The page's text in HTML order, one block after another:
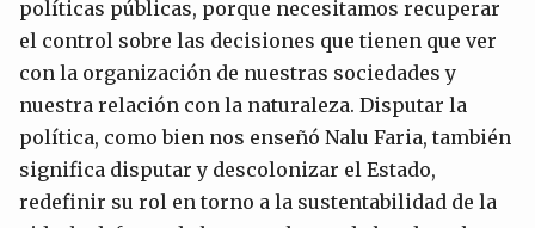
políticas públicas, porque necesitamos recuperar
el control sobre las decisiones que tienen que ver
con la organización de nuestras sociedades y
nuestra relación con la naturaleza. Disputar la
política, como bien nos enseñó Nalu Faria, también
significa disputar y descolonizar el Estado,
redefinir su rol en torno a la sustentabilidad de la